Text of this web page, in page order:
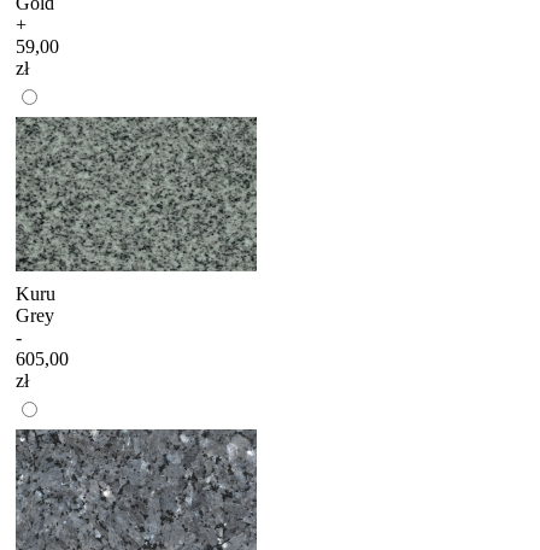
+
59,00
zł
Kuru
Grey
-
605,00
zł